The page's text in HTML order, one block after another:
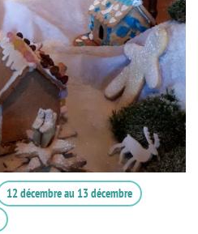
12 décembreau 13 décembre